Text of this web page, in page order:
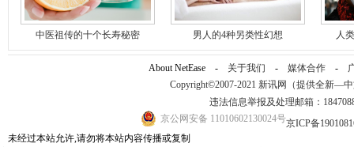
中医祖传的十个长寿秘密 男人的4种另类性幻想 人
About NetEase - 关于我们 - 媒体合作 -
Copyright©2007-2021 新讯网（提供全新—中
违法信息举报及处理邮箱：
京公网安备 11010602130024号京ICP备
未经过本站允许,请勿将本站内容传播或复制